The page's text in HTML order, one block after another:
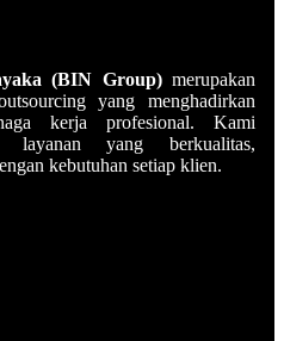
(BIN Group)merupakan
yang menghadirkan
kerja profesional. Kami
layanan yang berkualitas,
kebutuhan setiap klien.